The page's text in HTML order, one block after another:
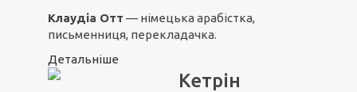
Клаудіа Отт — німецька арабістка,
письменниця, перекладачка.
Детальніше
Кетрін